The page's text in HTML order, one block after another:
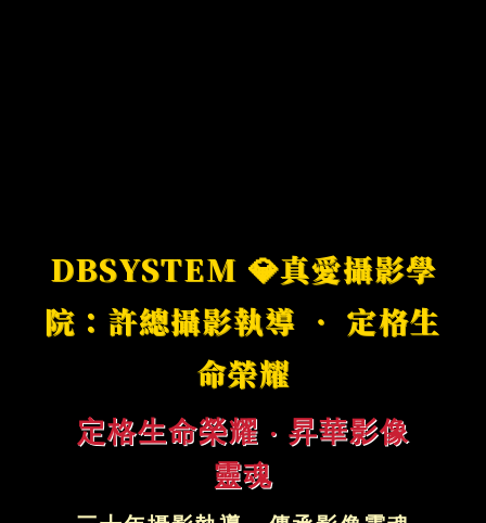
DBSYSTEM 💎真愛攝影學
院：許總攝影執導 ‧ 定格生
命榮耀
定格生命榮耀 ‧ 昇華影像
靈魂